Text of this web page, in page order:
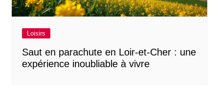
Loisirs
Saut en parachute en Loir-et-Cher : une
expérience inoubliable à vivre